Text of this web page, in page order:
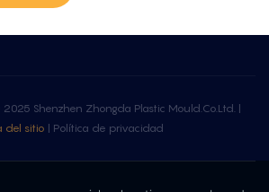
Shenzhen Zhongda Plastic Mould.Co.Ltd. |
del sitio | Política de privacidad